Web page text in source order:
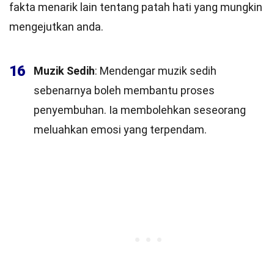
fakta menarik lain tentang patah hati yang mungkin
mengejutkan anda.
16 Muzik Sedih: Mendengar muzik sedih
sebenarnya boleh membantu proses
penyembuhan. Ia membolehkan seseorang
meluahkan emosi yang terpendam.